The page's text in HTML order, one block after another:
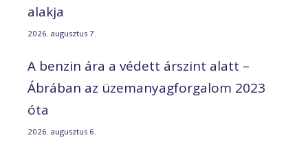
alakja
2026. augusztus 7.
A benzin ára a védett árszint alatt –
Ábrában az üzemanyagforgalom 2023
óta
2026. augusztus 6.